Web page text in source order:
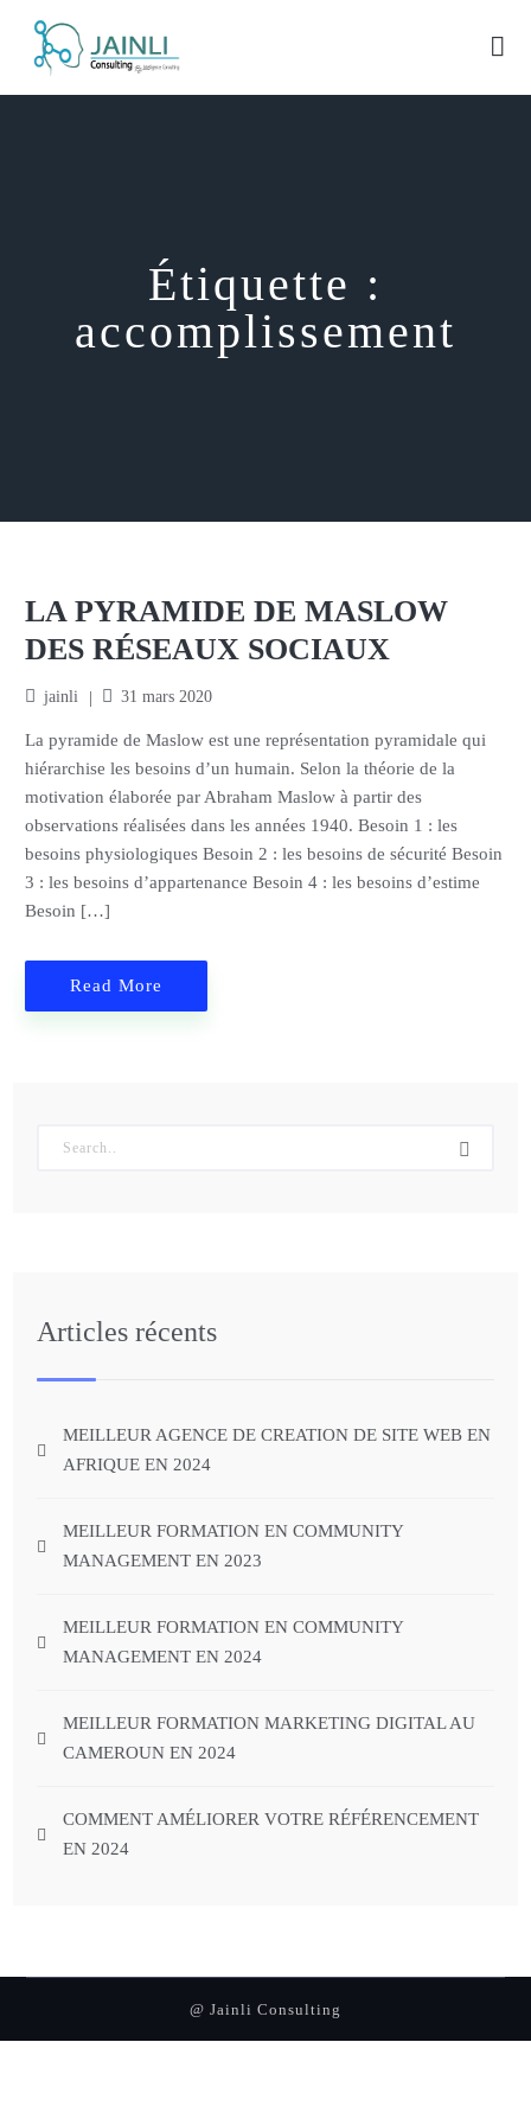
Étiquette :
accomplissement
LA PYRAMIDE DE MASLOW
DES RÉSEAUX SOCIAUX
jainli 31 mars 2020
La pyramide de Maslow est une représentation pyramidale qui
hiérarchise les besoins d’un humain. Selon la théorie de la
motivation élaborée par Abraham Maslow à partir des
observations réalisées dans les années 1940. Besoin 1 : les
besoins physiologiques Besoin 2 : les besoins de sécurité Besoin
3 : les besoins d’appartenance Besoin 4 : les besoins d’estime
Besoin […]
Read More
Articles récents
MEILLEUR AGENCE DE CREATION DE SITE WEB EN
AFRIQUE EN 2024
MEILLEUR FORMATION EN COMMUNITY
MANAGEMENT EN 2023
MEILLEUR FORMATION EN COMMUNITY
MANAGEMENT EN 2024
MEILLEUR FORMATION MARKETING DIGITAL AU
CAMEROUN EN 2024
COMMENT AMÉLIORER VOTRE RÉFÉRENCEMENT
EN 2024
@ Jainli Consulting